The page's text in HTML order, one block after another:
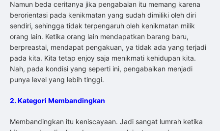
Namun beda ceritanya jika pengabaian itu memang karena
berorientasi pada kenikmatan yang sudah dimiliki oleh diri
sendiri, sehingga tidak terpengaruh oleh kenikmatan milik
orang lain. Ketika orang lain mendapatkan barang baru,
berpreastai, mendapat pengakuan, ya tidak ada yang terjadi
pada kita. Kita tetap enjoy saja menikmati kehidupan kita.
Nah, pada kondisi yang seperti ini, pengabaikan menjadi
punya level yang lebih tinggi.
2. Kategori Membandingkan
Membandingkan itu keniscayaan. Jadi sangat lumrah ketika